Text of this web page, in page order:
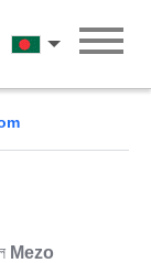
বাংলা
Mezo